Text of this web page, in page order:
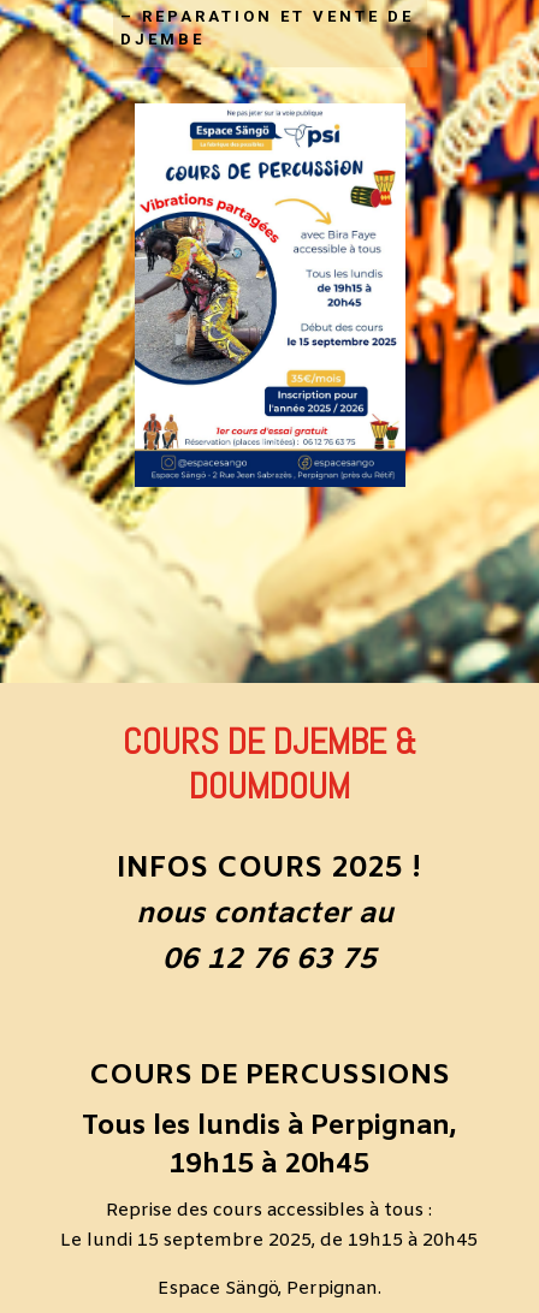
– REPARATION ET VENTE DE
DJEMBE
COURS DE DJEMBE &
DOUMDOUM
INFOS COURS 2025 !
nous contacter au
06 12 76 63 75
COURS DE PERCUSSIONS
Tous les lundis à Perpignan,
19h15 à 20h45
Reprise des cours accessibles à tous :
Le lundi 15 septembre 2025, de 19h15 à 20h45
Espace Sängö, Perpignan.